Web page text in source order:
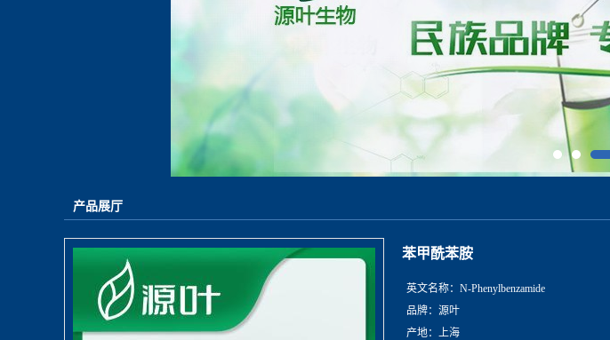
产品展厅
苯甲酰苯胺
英文名称： N-Phenylbenzamide
品牌： 源叶
产地： 上海